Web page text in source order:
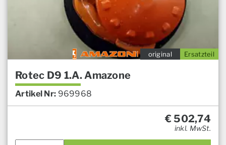
Ersatzteil
original
Rotec D9 1.A. Amazone
Artikel Nr: 969968
€502,74
inkl. MwSt.